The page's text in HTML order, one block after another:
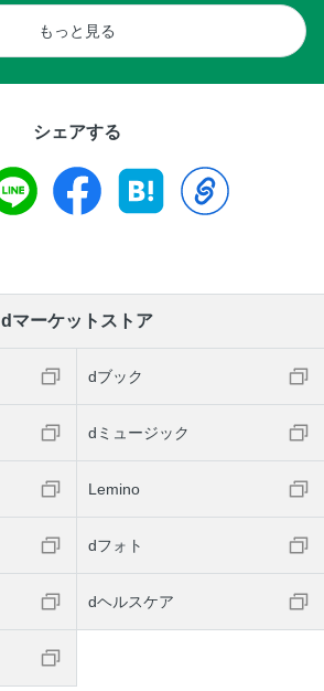
もっと見る
シェアする
dマーケットストア
dブック
dミュージック
Lemino
dフォト
dヘルスケア